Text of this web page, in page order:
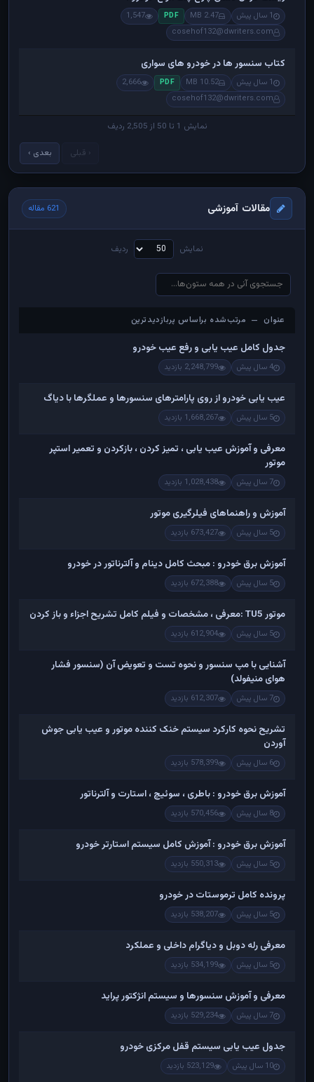
1 سال پیش 2.47 MB
PDF
1,547
cosehof132@dwriters.com
کتاب سنسور ها در خودرو های سواری
1 سال پیش 10.52 MB
PDF
2,666
cosehof132@dwriters.com
نمایش 1 تا 50 از 2,505 ردیف
‹ قبلی بعدی ›
مقالات آموزشی 621 مقاله
نمایش ردیف
عنوان — مرتب‌شده براساس پربازدیدترین
عنوان — مرتب‌شده براساس پربازدیدترین
جدول کامل عیب یابی و رفع عیب خودرو
4 سال پیش 2,248,799 بازدید
عیب یابی خودرو از روی پارامترهای سنسورها و عملگرها با دیاگ
5 سال پیش 1,668,267 بازدید
معرفی و آموزش عیب یابی ، تمیز کردن ، بازکردن و تعمیر استپر
موتور
7 سال پیش 1,028,438 بازدید
آموزش و راهنماهای فیلرگیری موتور
5 سال پیش 673,427 بازدید
آموزش برق خودرو : مبحث کامل دینام و آلترناتور در خودرو
5 سال پیش 672,388 بازدید
موتور TU5 :معرفی ، مشخصات و فیلم کامل تشریح اجزاء و باز کردن
5 سال پیش 612,904 بازدید
آشنایی با مپ سنسور و نحوه تست و تعویض آن (سنسور فشار
هوای منیفولد)
7 سال پیش 612,307 بازدید
تشریح نحوه کارکرد سیستم خنک کننده موتور و عیب یابی جوش
آوردن
6 سال پیش 578,399 بازدید
آموزش برق خودرو : باطری ، سوئیچ ، استارت و آلترناتور
8 سال پیش 570,456 بازدید
آموزش برق خودرو : آموزش کامل سیستم استارتر خودرو
5 سال پیش 550,313 بازدید
پرونده کامل ترموستات در خودرو
5 سال پیش 538,207 بازدید
معرفی رله دوبل و دیاگرام داخلی و عملکرد
5 سال پیش 534,199 بازدید
معرفی و آموزش سنسورها و سیستم انژکتور پراید
7 سال پیش 529,234 بازدید
جدول عیب یابی سیستم قفل مرکزی خودرو
10 سال پیش 523,129 بازدید